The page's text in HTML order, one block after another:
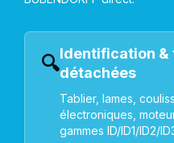
🔍Identification &
détachées
Tablier, lames,
électroniques,
gammes ID/ID1/ID2/